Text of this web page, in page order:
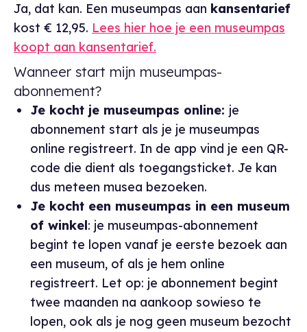
Ja, dat kan. Een museumpas aan kansentarief
kost € 12,95. Lees hier hoe je een museumpas
koopt aan kansentarief.
Wanneer start mijn museumpas-
abonnement?
Je kocht je museumpas online: je
abonnement start als je je museumpas
online registreert. In de app vind je een QR-
code die dient als toegangsticket. Je kan
dus meteen musea bezoeken.
Je kocht een museumpas in een museum
of winkel: je museumpas-abonnement
begint te lopen vanaf je eerste bezoek aan
een museum, of als je hem online
registreert. Let op: je abonnement begint
twee maanden na aankoop sowieso te
lopen, ook als je nog geen museum bezocht